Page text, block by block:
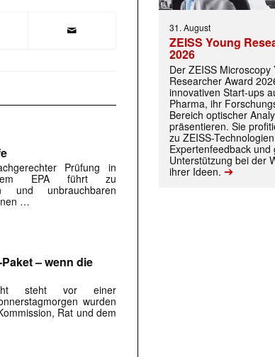
Prüfung in
dem EPA führt zu
und unbrauchbaren
…
– wenn die
steht vor einer
wurden
Rat und dem
31. August
ZEISS Young
2026
Der ZEISS Microscopy
Researcher Award
innovativen Start-ups
Pharma, ihr
Bereich optischer
präsentieren. Sie
zu ZEISS-
Expertenfeedback und
Unterstützung bei der
ihrer Ideen. ➔